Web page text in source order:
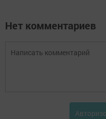
Нет комментариев